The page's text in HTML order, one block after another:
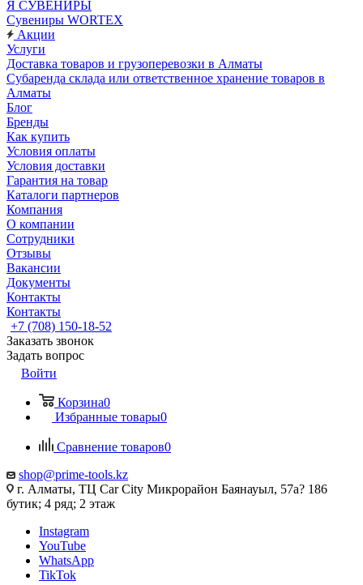
Я СУВЕНИРЫ
Сувениры WORTEX
Акции
Услуги
Доставка товаров и грузоперевозки в Алматы
Субаренда склада или ответственное хранение товаров в
Алматы
Блог
Бренды
Как купить
Условия оплаты
Условия доставки
Гарантия на товар
Каталоги партнеров
Компания
О компании
Сотрудники
Отзывы
Вакансии
Документы
Контакты
Контакты
+7 (708) 150-18-52
Заказать звонок
Задать вопрос
Войти
Корзина0
Избранные товары0
Сравнение товаров0
shop@prime-tools.kz
г. Алматы, ТЦ Car City​ ​Микрорайон Баянауыл, 57а? ​186
бутик; 4 ряд; 2 этаж
Instagram
YouTube
WhatsApp
TikTok